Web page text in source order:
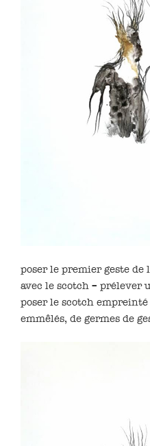
poser le premier geste de
avec le scotch – prélever
poser le scotch
emmêlés, de germes de